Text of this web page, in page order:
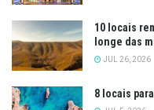
10 locais
longe das
JUL 26, 2026
8 locais